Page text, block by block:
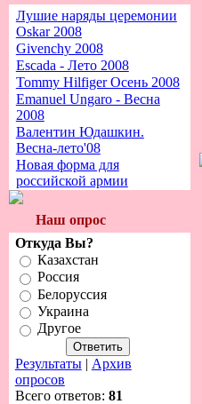
Лушие наряды церемонии
Oskar 2008
Givenchy 2008
Escada - Лето 2008
Tommy Hilfiger Осень 2008
Emanuel Ungaro - Весна
2008
Валентин Юдашкин.
Весна-лето'08
Новая форма для
российской армии
Наш опрос
Откуда Вы?
Казахстан
Россия
Белоруссия
Украина
Другое
Результаты| Архив
опросов
Всего ответов: 81